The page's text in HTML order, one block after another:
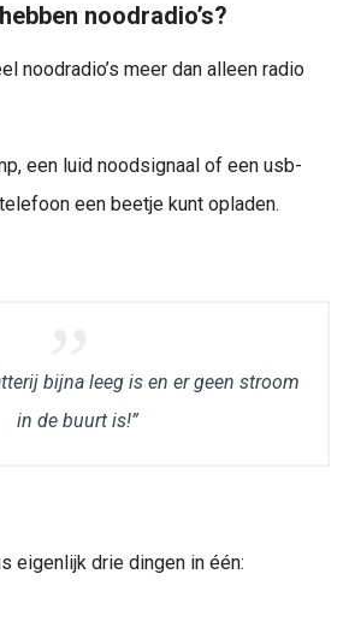
noodradio’s?
noodradio’s meer dan alleen radio
een luid noodsignaal of een usb-
een beetje kunt opladen.
bijna leeg is en er geen stroom
in de buurt is!”
eigenlijk drie dingen in één: